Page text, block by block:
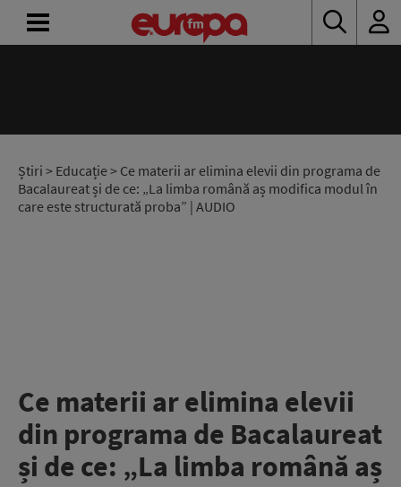
Știri > Educație> Ce materii ar elimina elevii din programa de
Bacalaureat și de ce: „La limba română aș modifica modul în
care este structurată proba” | AUDIO
Ce materii ar elimina elevii
din programa de Bacalaureat
și de ce: „La limba română aș
RADIO
CONCURSURI